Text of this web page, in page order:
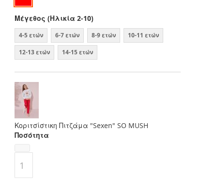
Μέγεθος (Ηλικία 2-10)
4-5 ετών 6-7 ετών 8-9 ετών 10-11 ετών
12-13 ετών 14-15 ετών
Κοριτσίστικη Πιτζάμα "Sexen" SO MUSH
Ποσότητα